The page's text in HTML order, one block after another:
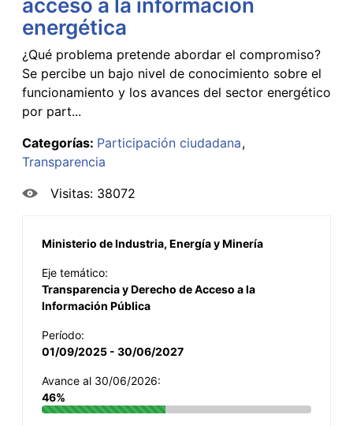
acceso a la información
energética
¿Qué problema pretende abordar el compromiso?
Se percibe un bajo nivel de conocimiento sobre el
funcionamiento y los avances del sector energético
por part...
Categorías: Participación ciudadana
Transparencia
Visitas: 38072
Ministerio de Industria, Energía y Minería
Eje temático:
Transparencia y Derecho de Acceso a la
Información Pública
Período:
01/09/2025 - 30/06/2027
Avance al 30/06/2026:
46%